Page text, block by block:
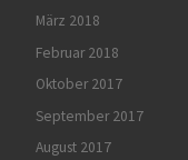
März 2018
Februar 2018
Oktober 2017
September 2017
August 2017